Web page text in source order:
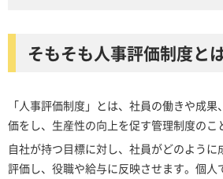
そもそも人事評価制度と
「人事評価制度」とは、社員の働きや成
価をし、生産性の向上を促す管理制度のこ
自社が持つ目標に対し、社員がどのように
評価し、役職や給与に反映させます。個人